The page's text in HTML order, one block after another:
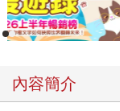
內容簡介